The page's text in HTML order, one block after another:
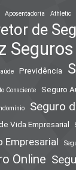
Aposentadoria Athletic
de
Seguros
Previdência
Consciente Seguro
Seguro
Vida Empresarial
Empresarial
Online